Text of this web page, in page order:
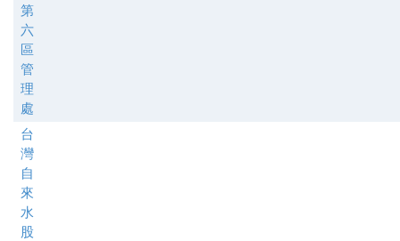
第
六
區
管
理
處
台
灣
自
來
水
股